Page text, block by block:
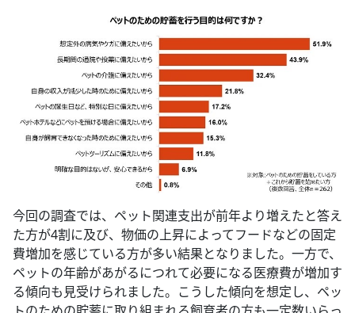
今回の調査では、ペット関連支出が前年より増えたと答え
た方が4割に及び、物価の上昇によってフードなどの固定
費増加を感じている方が多い結果となりました。一方で、
ペットの年齢があがるにつれて必要になる医療費が増加す
る傾向も見受けられました。こうした傾向を想定し、ペッ